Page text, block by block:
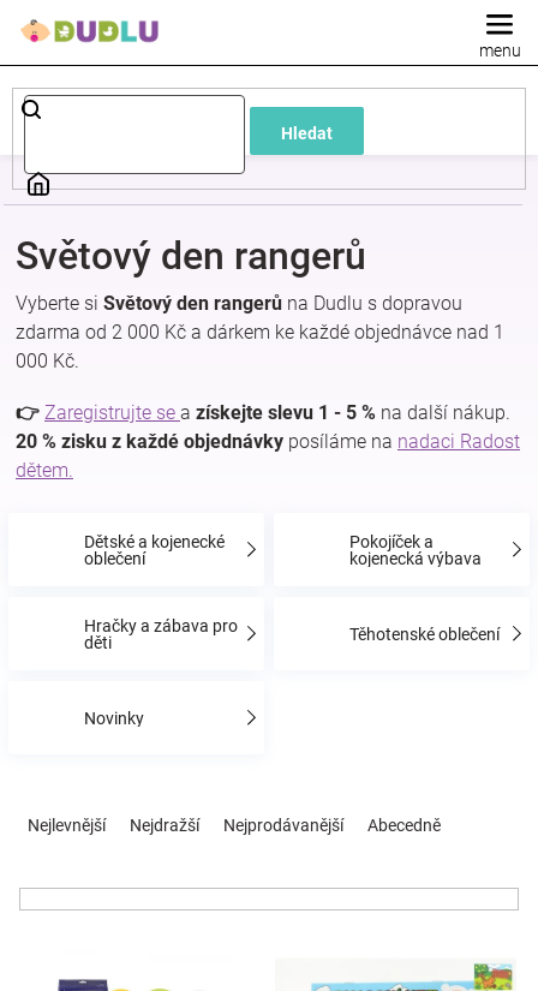
Hledat
Dětské
a
Pokojíček
a
kojenecká
Těhotenské
oblečení
Světový den rangerů
Vyberte si Světový den rangerů na Dudlu s dopravou
zdarma od 2 000 Kč a dárkem ke každé objednávce nad 1
000 Kč.
👉 Zaregistrujte se a získejte slevu 1 - 5 % na další nákup.
20 % zisku z každé objednávky posíláme na nadaci Radost
dětem.
Dětské a kojenecké
oblečení
Pokojíček a
kojenecká výbava
Hračky a zábava pro
děti
Těhotenské oblečení
Novinky
Nejlevnější Nejdražší Nejprodávanější Abecedně